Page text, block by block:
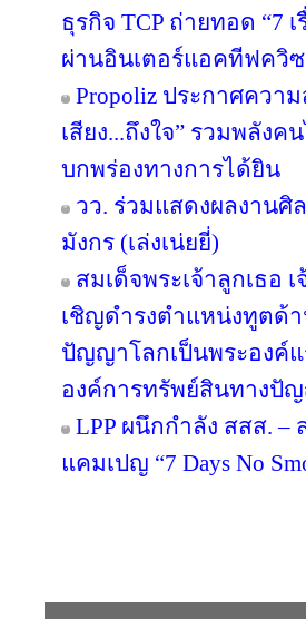
ธุรกิจ TCP ถ่ายทอด “7
ผ่านอินเตอร์แอคทีฟควิซ
Propoliz ประกาศควา
เสียง...ถึงใจ” รวมพลัง
บกพร่องทางการได้ยิน
วว. ร่วมแสดงผลงานศิ
มังกร (เล่งเน่ยยี่)
สมเด็จพระเจ้าลูกเธ
เชิญดำรงตำแหน่งทูตด้
ปัญญาโลกเป็นพระองค์
องค์การทรัพย์สินทางปั
LPP ผนึกกำลัง สสส.
แคมเปญ “7 Days No